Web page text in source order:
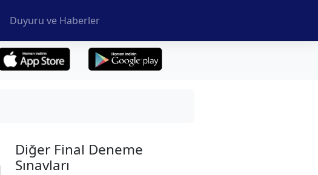
Duyuru ve Haberler
Diğer Final Deneme
Sınavları